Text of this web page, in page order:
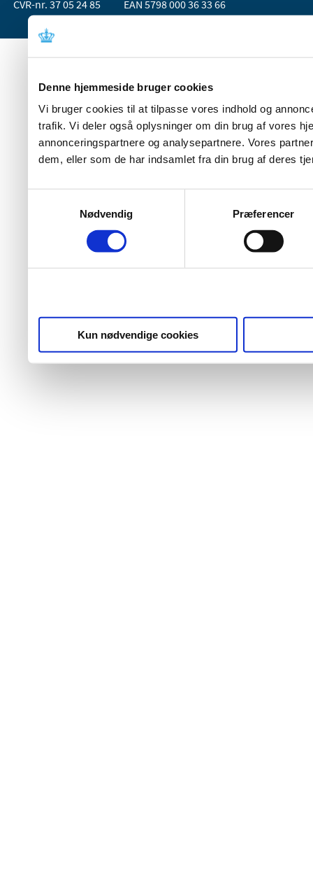
Denne hjemmeside bruger cookies
Vi bruger cookies til at tilpasse vores indhold og
trafik. Vi deler også oplysninger om din brug af vores
annonceringspartnere og analysepartnere. Vores
dem, eller som de har indsamlet fra din brug af deres
Nødvendig
Præferencer
Kun nødvendige cookies
CVR-nr. 37 05 24 85 EAN 5798 000 36 33 66